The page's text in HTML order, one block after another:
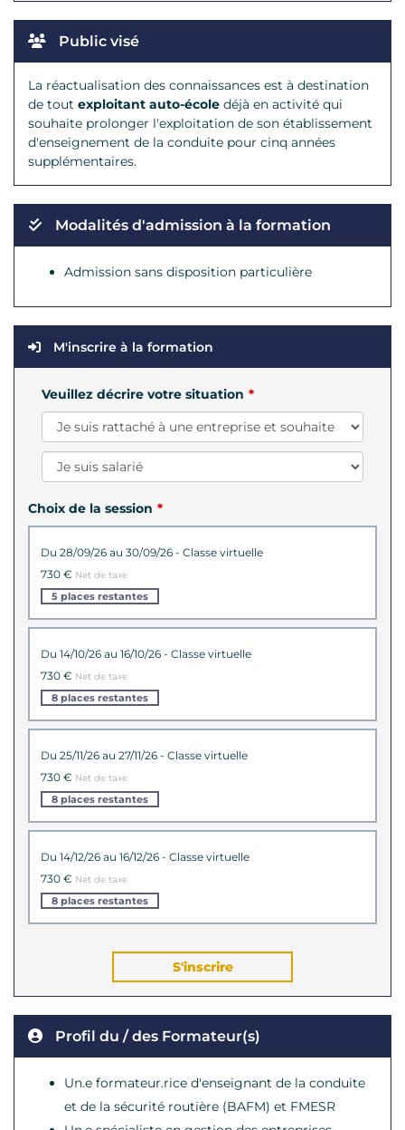
Public visé
La réactualisation des connaissances est à destination
de tout exploitant auto-école déjà en activité qui
souhaite prolonger l'exploitation de son établissement
d'enseignement de la conduite pour cinq années
supplémentaires.
Modalités d'admission à la formation
Admission sans disposition particulière
M'inscrire à la formation
Veuillez décrire votre situation
Choix de la session
du 28/09/26 au 30/09/26 - Classe virtuelle
730 € Net de taxe
5 places restantes
du 14/10/26 au 16/10/26 - Classe virtuelle
730 € Net de taxe
8 places restantes
du 25/11/26 au 27/11/26 - Classe virtuelle
730 € Net de taxe
8 places restantes
du 14/12/26 au 16/12/26 - Classe virtuelle
730 € Net de taxe
8 places restantes
S'inscrire
Profil du / des Formateur(s)
Un.e formateur.rice d'enseignant de la conduite
et de la sécurité routière (BAFM) et FMESR